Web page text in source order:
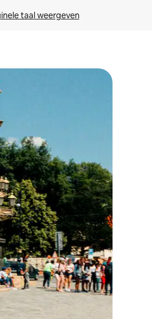
taal weergeven
óf door te tikken of swipen.